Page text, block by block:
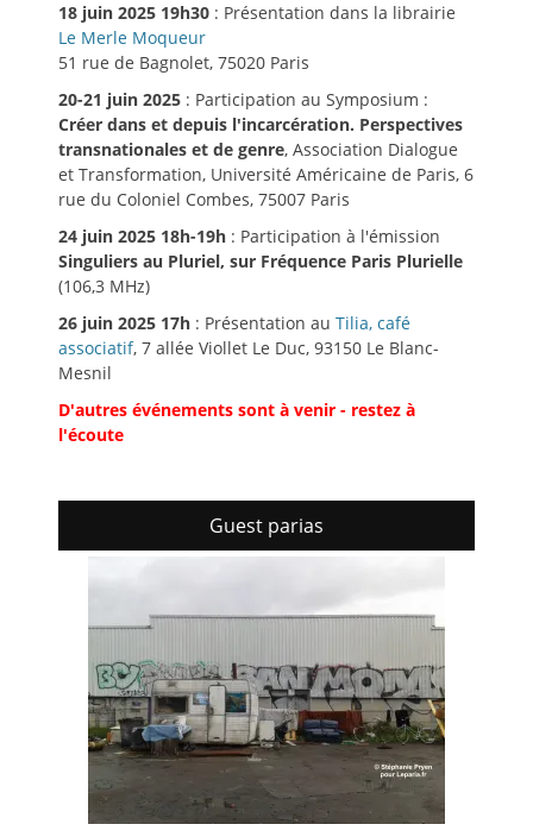
18 juin 2025 19h30 : Présentation dans la librairie
Le Merle Moqueur
51 rue de Bagnolet, 75020 Paris
20-21 juin 2025 : Participation au Symposium :
Créer dans et depuis l'incarcération. Perspectives
transnationales et de genre, Association Dialogue
et Transformation, Université Américaine de Paris, 6
rue du Coloniel Combes, 75007 Paris
24 juin 2025 18h-19h : Participation à l'émission
Singuliers au Pluriel, sur Fréquence Paris Plurielle
(106,3 MHz)
26 juin 2025 17h : Présentation au Tilia, café
associatif, 7 allée Viollet Le Duc, 93150 Le Blanc-
Mesnil
D'autres événements sont à venir - restez à
l'écoute
Guest parias